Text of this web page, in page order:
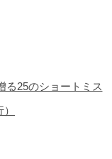
る25のショートミス